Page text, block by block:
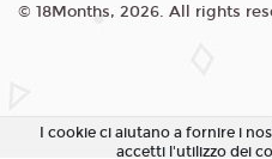
© 18Months, 2026. All rights
I cookie ci aiutano a fornire i
accetti l'utilizzo dei